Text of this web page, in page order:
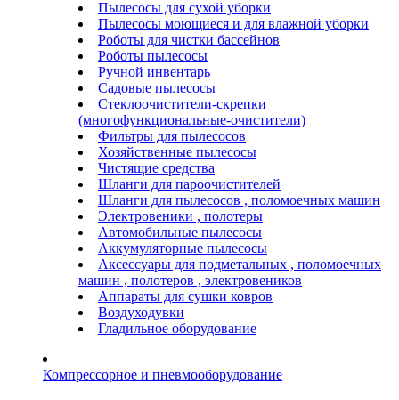
Пылесосы для сухой уборки
Пылесосы моющиеся и для влажной уборки
Роботы для чистки бассейнов
Роботы пылесосы
Ручной инвентарь
Садовые пылесосы
Стеклоочистители-скрепки
(многофункциональные-очистители)
Фильтры для пылесосов
Хозяйственные пылесосы
Чистящие средства
Шланги для пароочистителей
Шланги для пылесосов , поломоечных машин
Электровеники , полотеры
Автомобильные пылесосы
Аккумуляторные пылесосы
Аксессуары для подметальных , поломоечных
машин , полотеров , электровеников
Аппараты для сушки ковров
Воздуходувки
Гладильное оборудование
Компрессорное и пневмооборудование